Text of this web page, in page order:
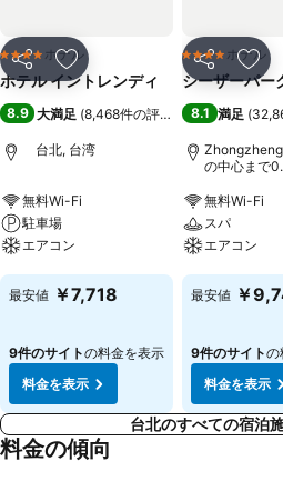
シェア お気に入りに追加
4 ホテルのランク
ホテル
ホテル イントレンディ
8.9 大満足 (8,468件の評価
台北, 台湾
無料Wi-Fi
駐車場
エアコン
料金を表示
最安値 ￥7,718
9件のサイトの料金を表示
料金を表示
シェア お
4 ホテルのランク
ホテル
シーザーパー
8.1 満足 (
の中心まで
無料Wi-Fi
スパ
エアコン
料金を表示
最安値 ￥
9件のサイトの
料金を表示
台北のすべての宿泊
料金の傾向